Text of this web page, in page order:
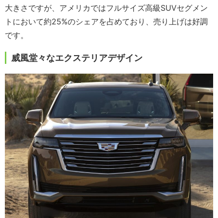
大きさですが、アメリカではフルサイズ高級SUVセグメン
トにおいて約25%のシェアを占めており、売り上げは好調
です。
威風堂々なエクステリアデザイン